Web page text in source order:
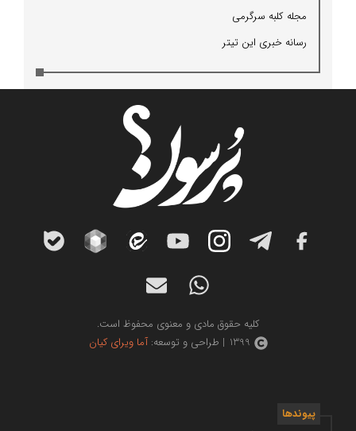
مجله كلبه سرگرمی
رسانه خبری این تیتر
کلیه حقوق مادی و معنوی محفوظ است.
1399 | طراحی و توسعه:
آما ویرای کیان
پیوندها